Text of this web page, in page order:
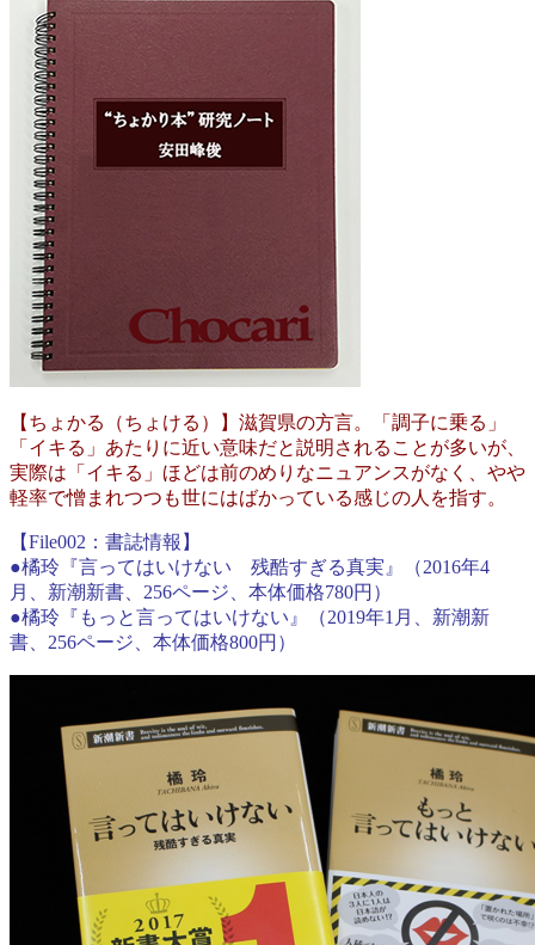
【ちょかる（ちょける）】滋賀県の方言。「調子に乗る」
「イキる」あたりに近い意味だと説明されることが多いが、
実際は「イキる」ほどは前のめりなニュアンスがなく、やや
軽率で憎まれつつも世にはばかっている感じの人を指す。
【File002：書誌情報】
●橘玲『言ってはいけない 残酷すぎる真実』（2016年4
月、新潮新書、256ページ、本体価格780円）
●橘玲『もっと言ってはいけない』（2019年1月、新潮新
書、256ページ、本体価格800円）